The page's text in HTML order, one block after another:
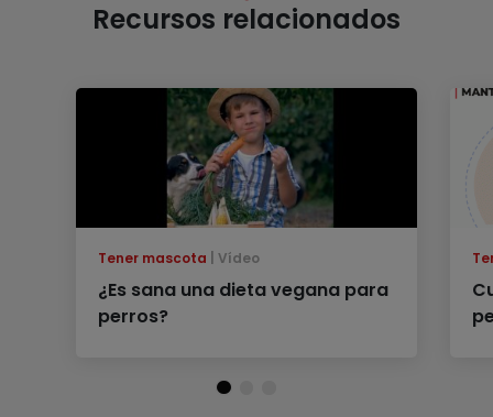
Recursos relacionados
Tener mascota Vídeo
¿Es sana una dieta vegana para
perros?